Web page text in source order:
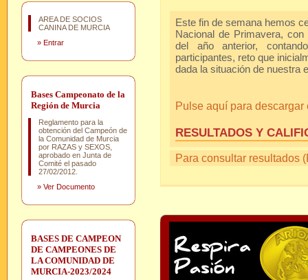
AREA DE SOCIOS
CANINA DE MURCIA
» Entrar
Bases Campeonato de la
Región de Murcia
Reglamento para la
obtención del Campeón de
la Comunidad de Murcia
por RAZAS y SEXOS,
aprobado en Junta de
Comité el pasado
27/02/2012.
» Ver Documento
BASES DE CAMPEON
DE CAMPEONES DE
LA COMUNIDAD DE
MURCIA-2023/2024
Este fin de semana hemos
Nacional de Primavera,
del año anterior,
participantes, reto que
dada la situación de nuestra
Pulse aquí para descargar
RESULTADOS Y
Para consultar resultados